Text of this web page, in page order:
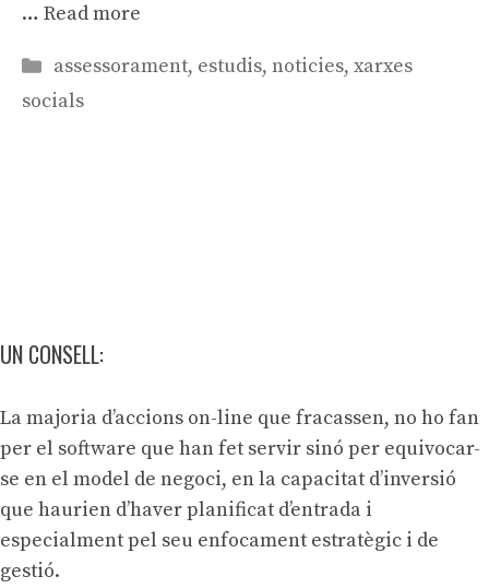
… Read more
Categories
assessorament, estudis, noticies, xarxes
socials
UN CONSELL:
La majoria d’accions on-line que fracassen, no ho fan
per el software que han fet servir sinó per equivocar-
se en el model de negoci, en la capacitat d’inversió
que haurien d’haver planificat d’entrada i
especialment pel seu enfocament estratègic i de
gestió.